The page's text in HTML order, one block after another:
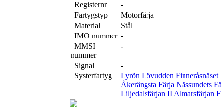
Registernr
-
Fartygstyp
Motorfärja
Material
Stål
IMO nummer -
MMSI
nummer
-
Signal
-
Systerfartyg
Lyrön Lövudden Finneråsnäset
Åkerängsta Färja Nässundets
Liljedalsfärjan II Almarsfärjan